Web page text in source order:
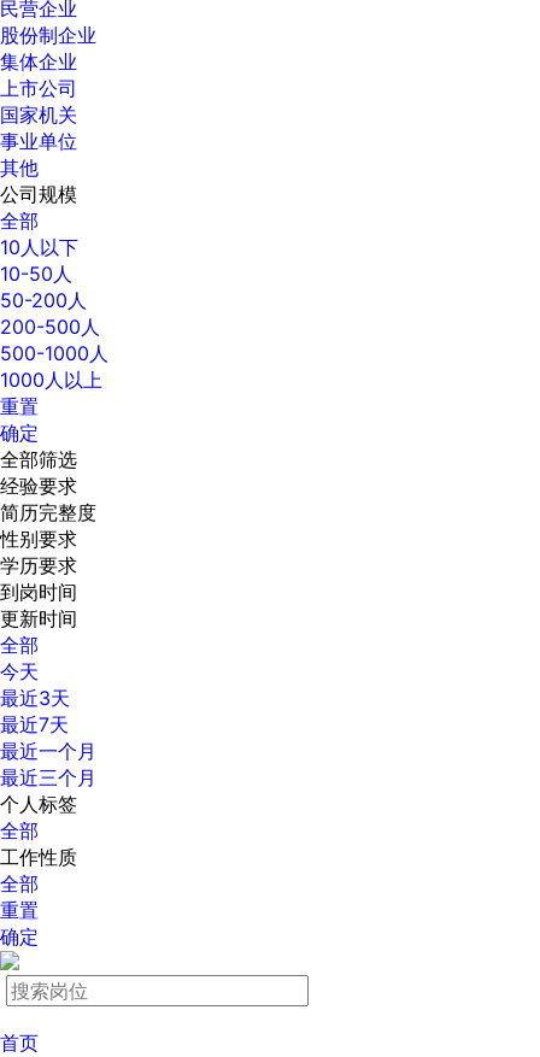
民营企业
股份制企业
集体企业
上市公司
国家机关
事业单位
其他
公司规模
全部
10人以下
10-50人
50-200人
200-500人
500-1000人
1000人以上
重置
确定
全部筛选
经验要求
简历完整度
性别要求
学历要求
到岗时间
更新时间
全部
今天
最近3天
最近7天
最近一个月
最近三个月
个人标签
全部
工作性质
全部
重置
确定
首页